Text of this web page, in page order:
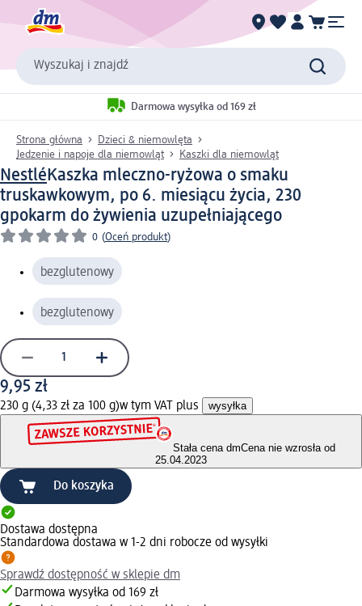
Wyszukaj i znajdź
Darmowa wysyłka od 169 zł
Strona główna
Dzieci & niemowlęta
Jedzenie i napoje dla niemowląt
Kaszki dla niemowląt
Nestlé Kaszka mleczno-ryżowa o smaku
truskawkowym, po 6. miesiącu życia, 230
gpokarm do żywienia uzupełniającego
0 (Oceń produkt)
bezglutenowy
bezglutenowy
9,95 zł
230 g (4,33 zł za 100 g)w tym VAT plus wysyłka
Stała cena dmCena nie wzrosła od
25.04.2023
Do koszyka
Dostawa dostępna
Standardowa dostawa w 1-2 dni robocze od wysyłki
Sprawdź dostępność w sklepie dm
Darmowa wysyłka od 169 zł